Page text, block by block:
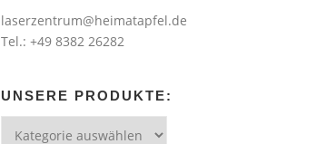
laserzentrum@heimatapfel.de
Tel.: +49 8382 26282
UNSERE PRODUKTE: